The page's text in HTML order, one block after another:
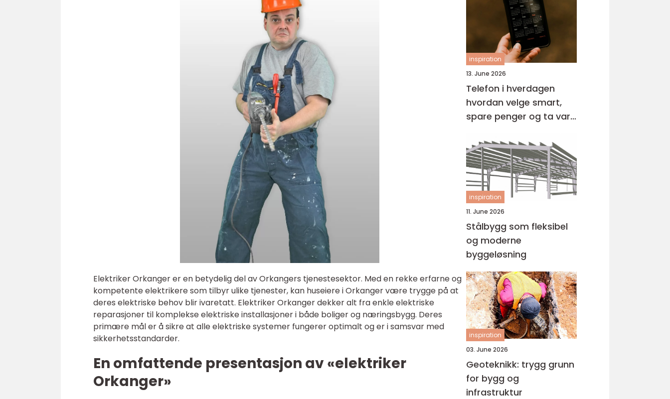
Elektriker Orkanger er en betydelig del av Orkangers tjenestesektor. Med en rekke erfarne og
kompetente elektrikere som tilbyr ulike tjenester, kan huseiere i Orkanger være trygge på at
deres elektriske behov blir ivaretatt. Elektriker Orkanger dekker alt fra enkle elektriske
reparasjoner til komplekse elektriske installasjoner i både boliger og næringsbygg. Deres
primære mål er å sikre at alle elektriske systemer fungerer optimalt og er i samsvar med
sikkerhetsstandarder.
En omfattende presentasjon av «elektriker
Orkanger»
inspiration
13. June 2026
Telefon i hverdagen
hvordan velge smart,
spare penger og ta vare
inspiration
11. June 2026
Stålbygg som fleksibel
og moderne
byggeløsning
inspiration
03. June 2026
Geoteknikk: trygg grunn
for bygg og
infrastruktur